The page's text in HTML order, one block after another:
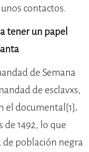
contactos.
tener un papel
de Semana
de esclavxs,
el documental[1].
1492, lo que
población negra